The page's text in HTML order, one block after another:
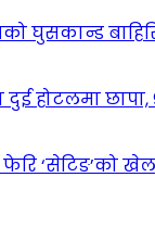
घुसकान्ड
दुई होटलमा
‘सेटिङ’को